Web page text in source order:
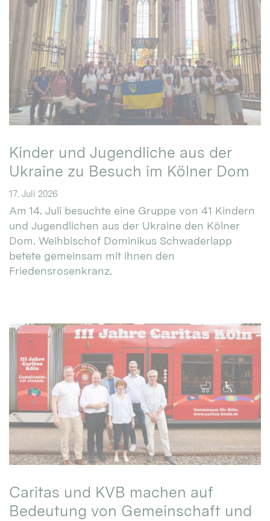
Kinder und Jugendliche aus der
Ukraine zu Besuch im Kölner Dom
17. Juli 2026
Am 14. Juli besuchte eine Gruppe von 41 Kindern
und Jugendlichen aus der Ukraine den Kölner
Dom. Weihbischof Dominikus Schwaderlapp
betete gemeinsam mit ihnen den
Friedensrosenkranz.
Caritas und KVB machen auf
Bedeutung von Gemeinschaft und